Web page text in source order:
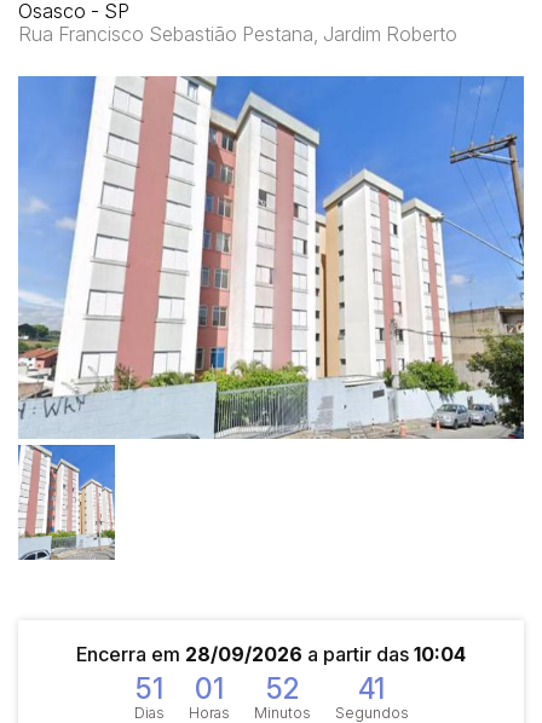
Osasco - SP
Rua Francisco Sebastião Pestana, Jardim Roberto
Encerra em 28/09/2026 a partir das 10:04
51
Dias
01
Horas
52
Minutos
41
Segundos